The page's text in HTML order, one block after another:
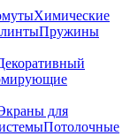
Химические
Пружины
для
Потолочные